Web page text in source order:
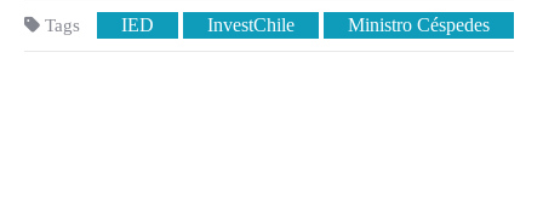
Tags IED InvestChile Ministro Céspedes